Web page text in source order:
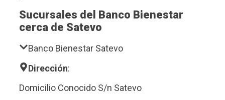
Sucursales del Banco Bienestar
cerca de Satevo
Banco Bienestar Satevo
Dirección:
Domicilio Conocido S/n Satevo